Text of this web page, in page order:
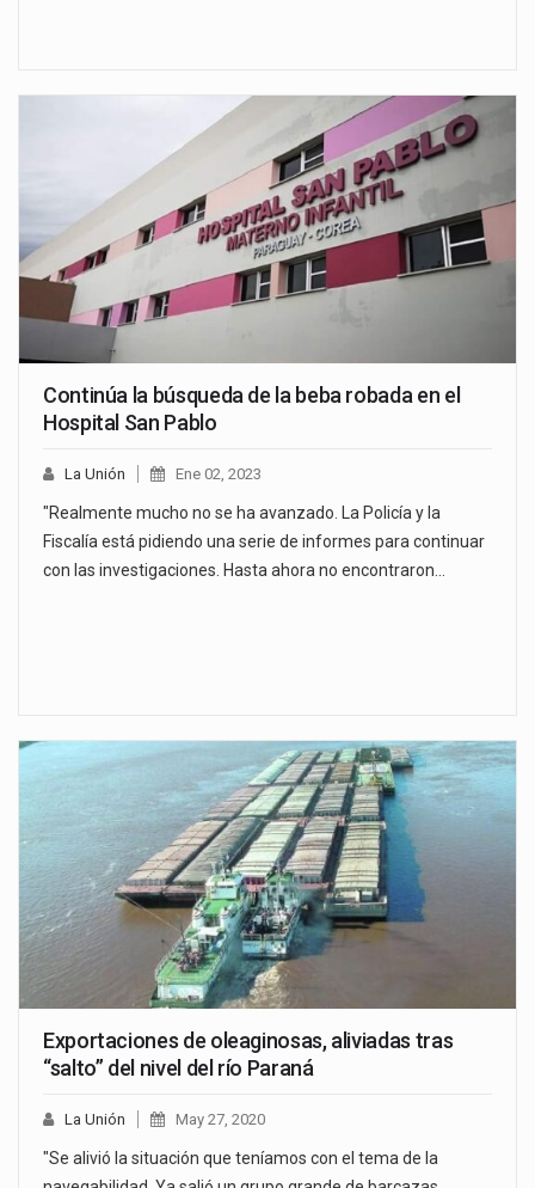
Continúa la búsqueda de la beba robada en el
Hospital San Pablo
La Unión Ene 02, 2023
"Realmente mucho no se ha avanzado. La Policía y la
Fiscalía está pidiendo una serie de informes para continuar
con las investigaciones. Hasta ahora no encontraron…
Exportaciones de oleaginosas, aliviadas tras
“salto” del nivel del río Paraná
La Unión May 27, 2020
"Se alivió la situación que teníamos con el tema de la